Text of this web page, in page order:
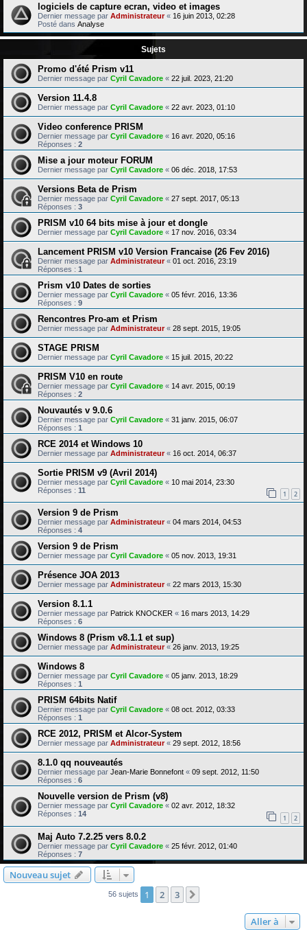
logiciels de capture ecran, video et images
Dernier message par Administrateur« 16 juin 2013, 02:28
Posté dans Analyse
Sujets
Promo d'été Prism v11
Dernier message par Cyril Cavadore « 22 juil. 2023, 21:20
Version 11.4.8
Dernier message par Cyril Cavadore « 22 avr. 2023, 01:10
Video conference PRISM
Dernier message par Cyril Cavadore « 16 avr. 2020, 05:16
Réponses : 2
Mise a jour moteur FORUM
Dernier message par Cyril Cavadore « 06 déc. 2018, 17:53
Versions Beta de Prism
Dernier message par Cyril Cavadore « 27 sept. 2017, 05:13
Réponses : 3
PRISM v10 64 bits mise à jour et dongle
Dernier message par Cyril Cavadore « 17 nov. 2016, 03:34
Lancement PRISM v10 Version Francaise (26 Fev 2016)
Dernier message par Administrateur« 01 oct. 2016, 23:19
Réponses : 1
Prism v10 Dates de sorties
Dernier message par Cyril Cavadore « 05 févr. 2016, 13:36
Réponses : 9
Rencontres Pro-am et Prism
Dernier message par Administrateur« 28 sept. 2015, 19:05
STAGE PRISM
Dernier message par Cyril Cavadore « 15 juil. 2015, 20:22
PRISM V10 en route
Dernier message par Cyril Cavadore « 14 avr. 2015, 00:19
Réponses : 2
Nouvautés v 9.0.6
Dernier message par Cyril Cavadore « 31 janv. 2015, 06:07
Réponses : 1
RCE 2014 et Windows 10
Dernier message par Administrateur« 16 oct. 2014, 06:37
Sortie PRISM v9 (Avril 2014)
Dernier message par Cyril Cavadore « 10 mai 2014, 23:30
Réponses : 11 1 2
Version 9 de Prism
Dernier message par Administrateur« 04 mars 2014, 04:53
Réponses : 4
Version 9 de Prism
Dernier message par Cyril Cavadore « 05 nov. 2013, 19:31
Présence JOA 2013
Dernier message par Administrateur« 22 mars 2013, 15:30
Version 8.1.1
Dernier message par Patrick KNOCKER « 16 mars 2013, 14:29
Réponses : 6
Windows 8 (Prism v8.1.1 et sup)
Dernier message par Administrateur« 26 janv. 2013, 19:25
Windows 8
Dernier message par Cyril Cavadore « 05 janv. 2013, 18:29
Réponses : 1
PRISM 64bits Natif
Dernier message par Cyril Cavadore « 08 oct. 2012, 03:33
Réponses : 1
RCE 2012, PRISM et Alcor-System
Dernier message par Administrateur« 29 sept. 2012, 18:56
8.1.0 qq nouveautés
Dernier message par Jean-Marie Bonnefont « 09 sept. 2012, 11:50
Réponses : 6
Nouvelle version de Prism (v8)
Dernier message par Cyril Cavadore « 02 avr. 2012, 18:32
Réponses : 14 1 2
Maj Auto 7.2.25 vers 8.0.2
Dernier message par Cyril Cavadore « 25 févr. 2012, 01:40
Réponses : 7
Nouveau sujet
56 sujets 1 2 3
Aller à